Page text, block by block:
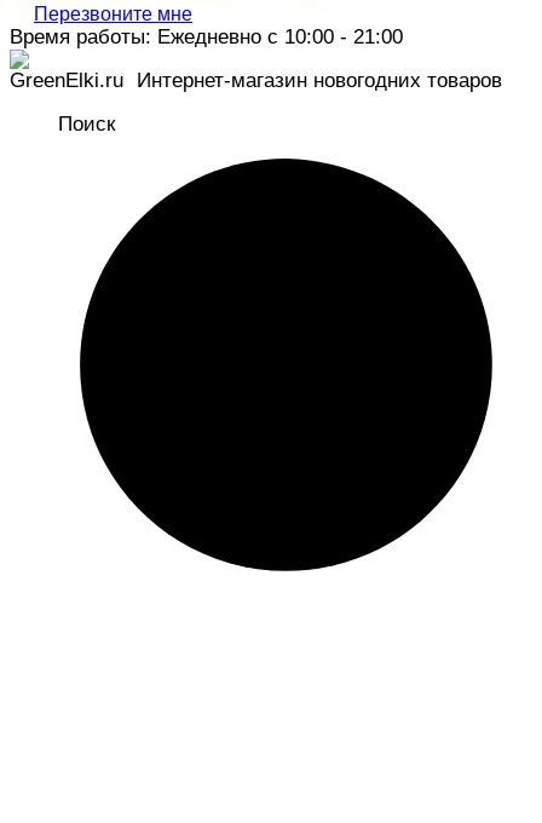
Перезвоните мне
Время работы: Ежедневно с 10:00 - 21:00
Интернет-магазин новогодних товаров
Поиск